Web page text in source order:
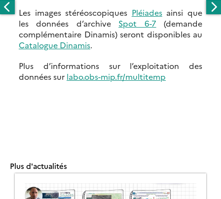
Les images stéréoscopiques Pléiadesainsi que
les données d’archive Spot 6-7 (demande
complémentaire Dinamis) seront disponibles au
Catalogue Dinamis.
Plus d’informations sur l’exploitation des
données sur labo.obs-mip.fr/multitemp
Plus d'actualités